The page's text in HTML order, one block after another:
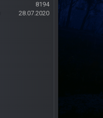
8194
28.07.2020